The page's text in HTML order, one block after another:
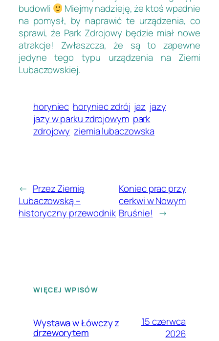
budowli
Miejmy nadzieję, że ktoś wpadnie
na pomysł, by naprawić te urządzenia, co
sprawi, że Park Zdrojowy będzie miał nowe
atrakcje! Zwłaszcza, że są to zapewne
jedyne tego typu urządzenia na Ziemi
Lubaczowskiej.
horyniec horyniec zdrój jaz jazy
jazy w parku zdrojowym park
zdrojowy ziemia lubaczowska
← Przez Ziemię
Lubaczowską –
historyczny przewodnik
Koniec prac przy
cerkwi w Nowym
Bruśnie! →
WIĘCEJ WPISÓW
Wystawa w Łówczy z
drzeworytem
15 czerwca
2026